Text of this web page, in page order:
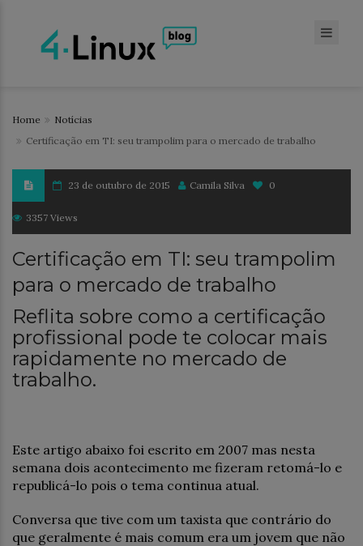
Home
Notícias
Certificação em TI: seu trampolim para o mercado de trabalho
23 de outubro de 2015 Camila Silva 0
3357 Views
Certificação em TI: seu trampolim
para o mercado de trabalho
Reflita sobre como a certificação
profissional pode te colocar mais
rapidamente no mercado de
trabalho.
Este artigo abaixo foi escrito em 2007 mas nesta
semana dois acontecimento me fizeram retomá-lo e
republicá-lo pois o tema continua atual.
Conversa que tive com um taxista que contrário do
que geralmente é mais comum era um jovem que não